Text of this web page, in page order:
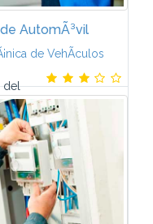
AutomÃ³vil
de VehÃ­culos
del
a distancia lo
que contienen un
y...